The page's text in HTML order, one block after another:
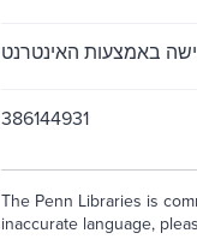
386144931
The Penn Libraries is
inaccurate language,